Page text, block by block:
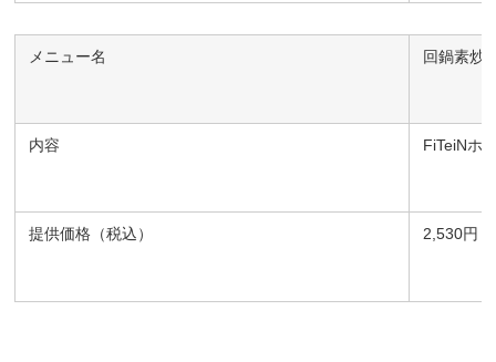
メニュー名 回鍋素炒
内容 FiTeiNホ
提供価格（税込） 2,530円